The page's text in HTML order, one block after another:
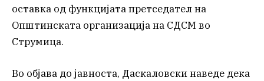
оставка од функцијата претседател на
Општинската организација на СДСМ во
Струмица.
Во објава до јавноста, Даскаловски наведе дека